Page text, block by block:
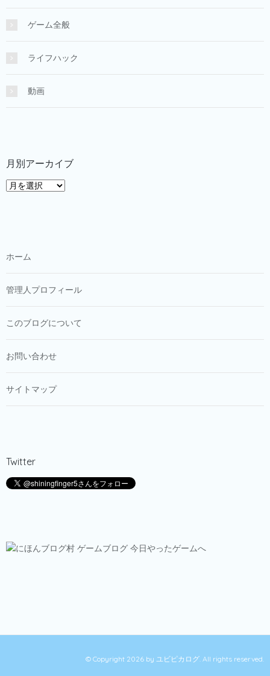
ゲーム全般
ライフハック
動画
月別アーカイブ
月
イ
ブ
ホーム
管理人プロフィール
このブログについて
お問い合わせ
サイトマップ
Twitter
© Copyright 2026 by ユビピカログ. All rights reserved.